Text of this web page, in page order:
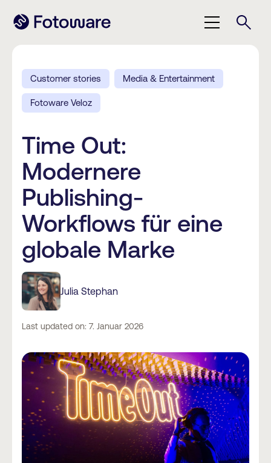
Customer stories Media & Entertainment
Fotoware Veloz
Time Out:
Modernere
Publishing-
Workflows für eine
globale Marke
Julia Stephan
Last updated on: 7. Januar 2026